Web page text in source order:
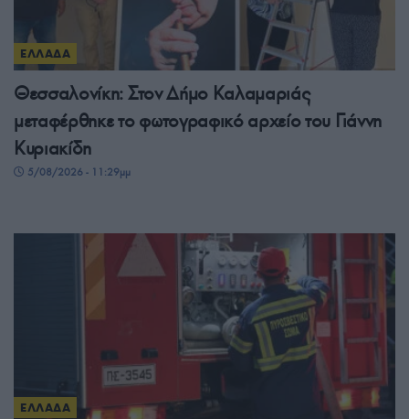
ΕΛΛΑΔΑ
Θεσσαλονίκη: Στον Δήμο Καλαμαριάς
μεταφέρθηκε το φωτογραφικό αρχείο του Γιάννη
Κυριακίδη
5/08/2026 - 11:29μμ
ΕΛΛΑΔΑ